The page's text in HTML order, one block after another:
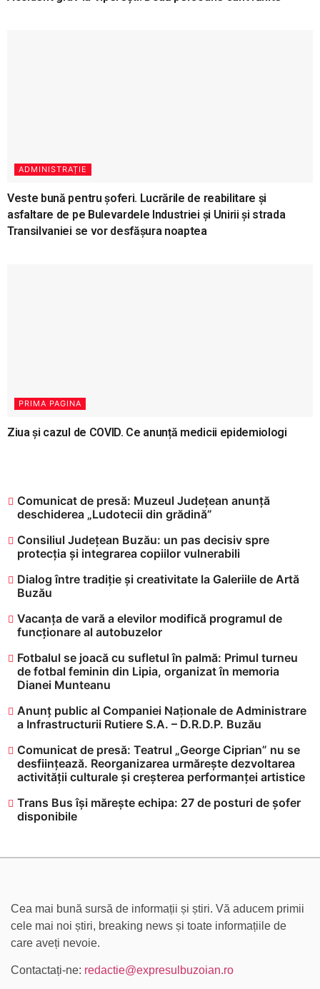
ADMINISTRAȚIE
Veste bună pentru șoferi. Lucrările de reabilitare și
asfaltare de pe Bulevardele Industriei și Unirii și strada
Transilvaniei se vor desfășura noaptea
PRIMA PAGINA
Ziua și cazul de COVID. Ce anunță medicii epidemiologi
Comunicat de presă: Muzeul Județean anunță
deschiderea „Ludotecii din grădină”
Consiliul Județean Buzău: un pas decisiv spre
protecția și integrarea copiilor vulnerabili
Dialog între tradiție și creativitate la Galeriile de Artă
Buzău
Vacanța de vară a elevilor modifică programul de
funcționare al autobuzelor
​Fotbalul se joacă cu sufletul în palmă: Primul turneu
de fotbal feminin din Lipia, organizat în memoria
Dianei Munteanu
Anunț public al Companiei Naționale de Administrare
a Infrastructurii Rutiere S.A. – D.R.D.P. Buzău
Comunicat de presă: Teatrul „George Ciprian” nu se
desființează. Reorganizarea urmărește dezvoltarea
activității culturale și creșterea performanței artistice
Trans Bus își mărește echipa: 27 de posturi de șofer
disponibile
Cea mai bună sursă de informații și știri. Vă aducem primii
cele mai noi știri, breaking news și toate informațiile de
care aveți nevoie.
Contactați-ne: redactie@expresulbuzoian.ro